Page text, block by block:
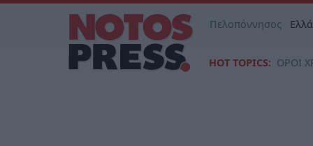
Πελοπόννησος
HOT TOPICS: ΟΡΟΙ